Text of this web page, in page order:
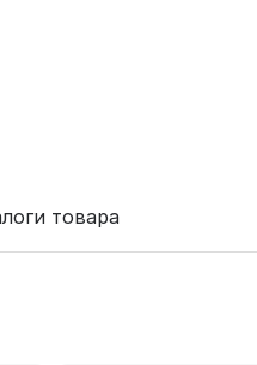
товара